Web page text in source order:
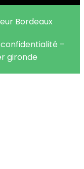
Bordeaux
–
gironde